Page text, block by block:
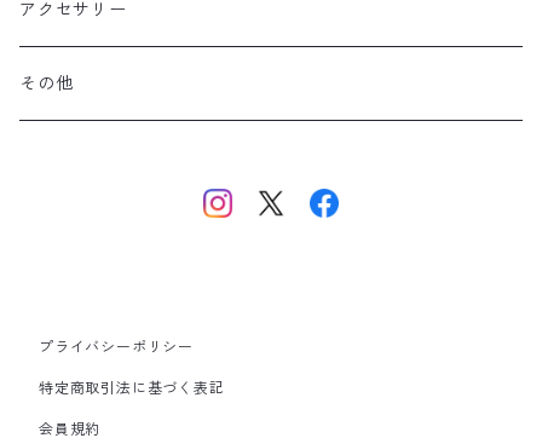
北アルプス
美ヶ原・八ヶ岳・秩父・多摩・南関東
その他
アクセサリー
その他
プライバシーポリシー
特定商取引法に基づく表記
会員規約